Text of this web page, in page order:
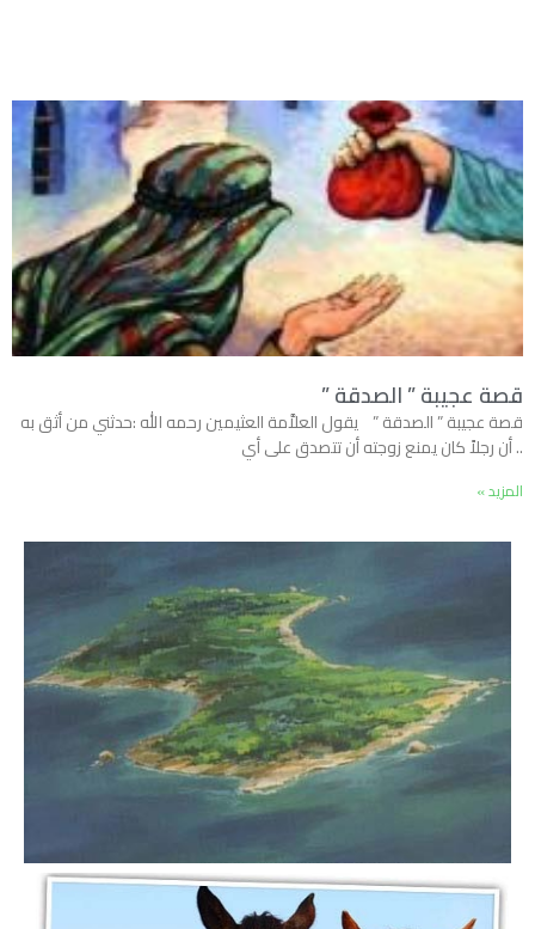
قصة عجيبة ” الصدقة ”
قصة عجيبة ” الصدقة ” يقول العلاَّمة العثيمين رحمه الله :حدثني من أثق به
.. أن رجلاً كان يمنع زوجته أن تتصدق على أي
المزيد »